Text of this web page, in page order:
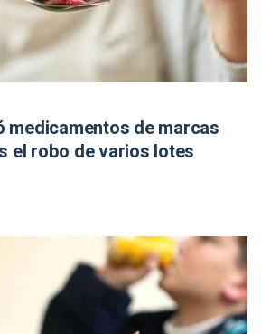
medicamentos de marcas
el robo de varios lotes